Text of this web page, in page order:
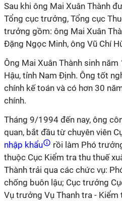
Sau khi ông Mai Xuân Thành
Tổng cục trưởng, Tổng cục
trưởng gồm: ông Mai Xuân
Đặng Ngọc Minh, ông Vũ Chí
Ông Mai Xuân Thành sinh
Hậu, tỉnh Nam Định. Ông tốt
chính kế toán và có hơn 30
chính.
Tháng 9/1994 đến nay, ông
quan, bắt đầu từ chuyên viên
nhập khẩu
rồi làm Phó
thuộc Cục Kiểm tra thu thuế
Thành trải qua các chức vụ:
chống buôn lậu; Cục trưởng
Vụ trưởng Vụ Thanh tra -